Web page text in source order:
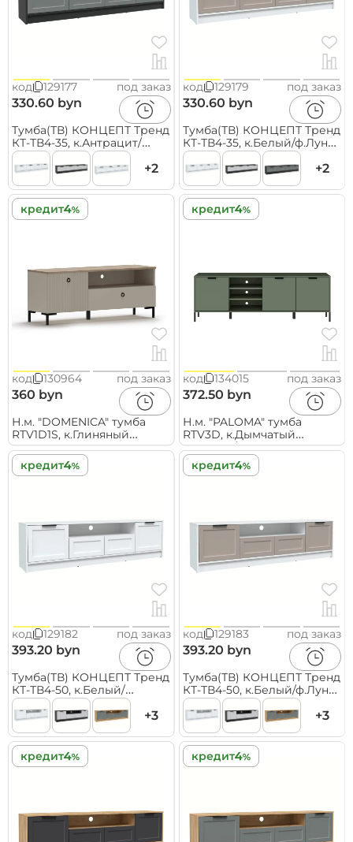
код 129177 под заказ
330.60 byn
Тумба(ТВ) КОНЦЕПТ Тренд
КТ-ТВ4-35, к.Антрацит/
ф.Серый
(В348хШ1800хГ355мм)
+2
код 129179 под заказ
330.60 byn
Тумба(ТВ) КОНЦЕПТ Тренд
КТ-ТВ4-35, к.Белый/ф.Луна
(В348хШ1800хГ355мм)
+2
кредит
код 130964 под заказ
360 byn
Н.м. "DOMENICA" тумба
RTV1D1S, к.Глиняный
серый+Дуб сильвержек
ореховый/Глиняный
серый
кредит
код 134015 под заказ
372.50 byn
Н.м. "PALOMA" тумба
RTV3D, к.Дымчатый
зеленый/ф.Дымчатый
зеленый
кредит
код 129182 под заказ
393.20 byn
Тумба(ТВ) КОНЦЕПТ Тренд
КТ-ТВ4-50, к.Белый/
ф.Белый
(В495хШ1800хГ355мм)
+3
кредит
код 129183 под заказ
393.20 byn
Тумба(ТВ) КОНЦЕПТ Тренд
КТ-ТВ4-50, к.Белый/ф.Луна
(В495хШ1800хГ355мм)
+3
кредит кредит